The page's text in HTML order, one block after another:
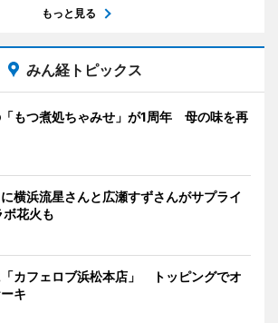
もっと見る
みん経トピックス
もつ煮処ちゃみせ」が1周年 母の味を再
横浜流星さんと広瀬すずさんがサプライ
ボ花火も
カフェロブ浜松本店」 トッピングでオ
キ